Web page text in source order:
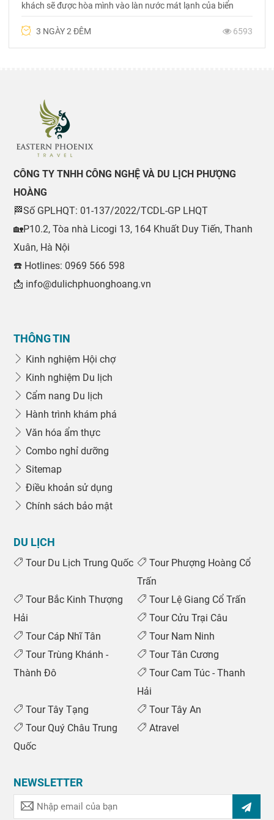
khách sẽ được hòa mình vào làn nước mát lạnh của biển
hô kỳ ảo, được trải nghiệm chương trình bar sôi động, vui
nhộn trên biển
3 NGÀY 2 ĐÊM 6593
CÔNG TY TNHH CÔNG NGHỆ VÀ DU LỊCH PHƯỢNG
HOÀNG
🏁Số GPLHQT: 01-137/2022/TCDL-GP LHQT
🏡P10.2, Tòa nhà Licogi 13, 164 Khuất Duy Tiến, Thanh
Xuân, Hà Nội
☎️ Hotlines: 0969 566 598
📩 info@dulichphuonghoang.vn
THÔNG TIN
Kinh nghiệm Hội chợ
Kinh nghiệm Du lịch
Cẩm nang Du lịch
Hành trình khám phá
Văn hóa ẩm thực
Combo nghỉ dưỡng
Sitemap
Điều khoản sử dụng
Chính sách bảo mật
DU LỊCH
Tour Du Lịch Trung Quốc
Tour Phượng Hoàng Cổ
Trấn
Tour Bắc Kinh Thượng
Hải
Tour Lệ Giang Cổ Trấn
Tour Cửu Trại Câu
Tour Cáp Nhĩ Tân
Tour Nam Ninh
Tour Trùng Khánh -
Thành Đô
Tour Tân Cương
Tour Cam Túc - Thanh
Hải
Tour Tây Tạng
Tour Tây An
Tour Quý Châu Trung
Quốc
Atravel
NEWSLETTER